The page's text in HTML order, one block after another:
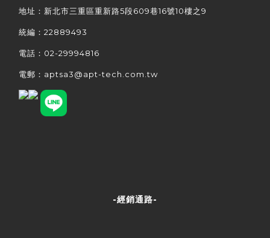
地址：新北市三重區重新路5段609巷16號10樓之9
統編：22889493
電話：02-29994816
電郵：aptsa3@apt-tech.com.tw
-經銷通路-